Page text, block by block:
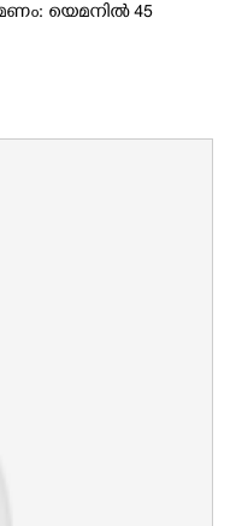
യെമനിൽ 45